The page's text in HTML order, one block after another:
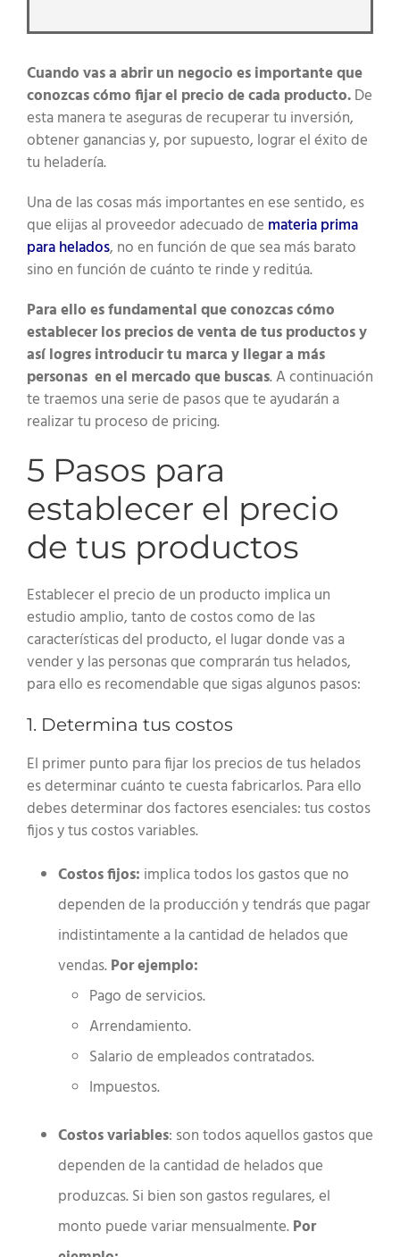
Cuando vas a abrir un negocio es importante que
conozcas cómo fijar el precio de cada producto.De
esta manera te aseguras de recuperar tu inversión,
obtener ganancias y, por supuesto, lograr el éxito de
tu heladería.
Una de las cosas más importantes en ese sentido, es
que elijas al proveedor adecuado de materia prima
para helados, no en función de que sea más barato
sino en función de cuánto te rinde y reditúa.
Para ello es fundamental que conozcas cómo
establecer los precios de venta de tus productos y
así logres introducir tu marca y llegar a más
personas en el mercado que buscas. A continuación
te traemos una serie de pasos que te ayudarán a
realizar tu proceso de pricing.
5 Pasos para
establecer el precio
de tus productos
Establecer el precio de un producto implica un
estudio amplio, tanto de costos como de las
características del producto, el lugar donde vas a
vender y las personas que comprarán tus helados,
para ello es recomendable que sigas algunos pasos:
1. Determina tus costos
El primer punto para fijar los precios de tus helados
es determinar cuánto te cuesta fabricarlos. Para ello
debes determinar dos factores esenciales: tus costos
fijos y tus costos variables.
Costos fijos: implica todos los gastos que no
dependen de la producción y tendrás que pagar
indistintamente a la cantidad de helados que
vendas.Por ejemplo:
Pago de servicios.
Arrendamiento.
Salario de empleados contratados.
Impuestos.
Costos variables: son todos aquellos gastos que
dependen de la cantidad de helados que
produzcas. Si bien son gastos regulares, el
monto puede variar mensualmente.Por